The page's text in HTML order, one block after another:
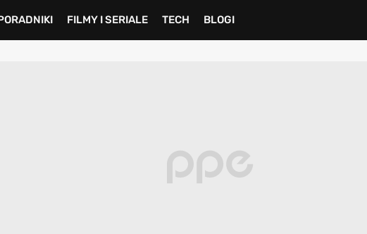
FILMY I SERIALE TECH BLOGI